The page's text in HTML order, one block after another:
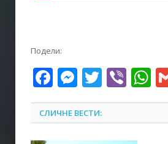
Подели:
Facebook
Twitter
СЛИЧНЕ ВЕСТИ: